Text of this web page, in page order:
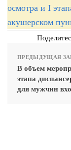
осмотра и I
акушерском
ПРЕДЫДУЩАЯ
В объем
этапа
для мужчин